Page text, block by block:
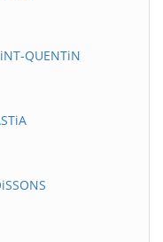
QUENTiN